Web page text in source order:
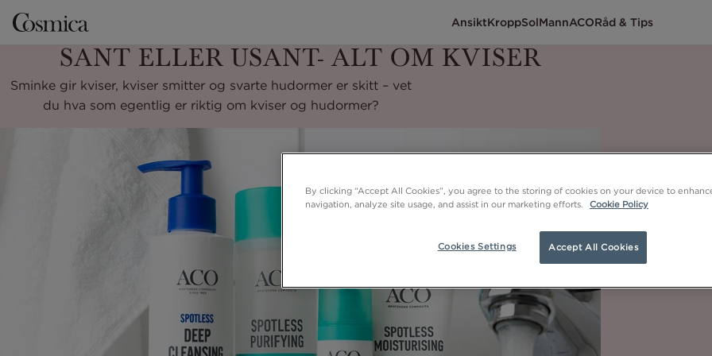
AnsiktKroppSolMannACORåd & Tips
SANT ELLER USANT- ALT OM KVISER
Sminke gir kviser, kviser smitter og svarte hudormer er skitt – vet
du hva som egentlig er riktig om kviser og hudormer?
By clicking “Accept All Cookies”, you agree to the storing of cookies on your device to
navigation, analyze site usage, and assist in our marketing efforts.
Cookie Policy
Cookies Settings Accept All Cookies